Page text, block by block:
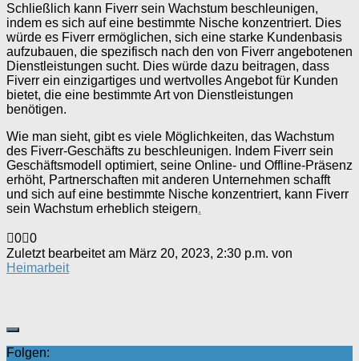
Schließlich kann Fiverr sein Wachstum beschleunigen,
indem es sich auf eine bestimmte Nische konzentriert. Dies
würde es Fiverr ermöglichen, sich eine starke Kundenbasis
aufzubauen, die spezifisch nach den von Fiverr angebotenen
Dienstleistungen sucht. Dies würde dazu beitragen, dass
Fiverr ein einzigartiges und wertvolles Angebot für Kunden
bietet, die eine bestimmte Art von Dienstleistungen
benötigen.
Wie man sieht, gibt es viele Möglichkeiten, das Wachstum
des Fiverr-Geschäfts zu beschleunigen. Indem Fiverr sein
Geschäftsmodell optimiert, seine Online- und Offline-Präsenz
erhöht, Partnerschaften mit anderen Unternehmen schafft
und sich auf eine bestimmte Nische konzentriert, kann Fiverr
sein Wachstum erheblich steigern.
Anklicken
für
Daumen
nach
0 Anklicken
für
Daumen
nach
0
Zuletzt bearbeitet am März 20, 2023, 2:30 p.m. von
Heimarbeit
Folgen: